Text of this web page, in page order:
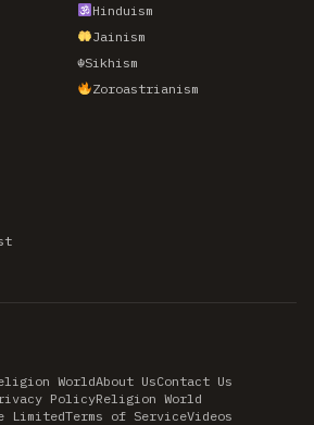
Hinduism
Jainism
☬Sikhism
Zoroastrianism
WorldAbout UsContact Us
PolicyReligion World
LimitedTerms of ServiceVideos